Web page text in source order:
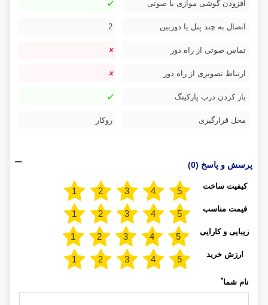
افزودن گوشی موازی یا صوتی
اتصال به چند پنل یا دوربین 2
تماس صوتی از راه دور
ارتباط تصویری از راه دور
باز کردن درب پارکینگ
محل قرارگیری روکار
پرسش و پاسخ (0)
کیفیت ساخت
قیمت مناسب
زیبایی و کارایی
ارزش خرید
نام شما*